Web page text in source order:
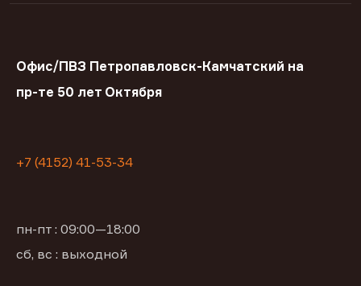
Офис/ПВЗ Петропавловск-Камчатский на
пр-те 50 лет Октября
+7 (4152) 41-53-34
пн-пт : 09:00—18:00
сб, вс : выходной